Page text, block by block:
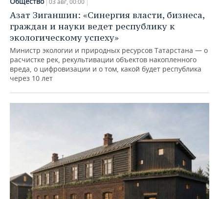
03 авг, 00:00
Азат Зиганшин: «Синергия власти, бизнеса,
граждан и науки ведет республику к
экологическому успеху»
Министр экологии и природных ресурсов Татарстана — о
расчистке рек, рекультивации объектов накопленного
вреда, о цифровизации и о том, какой будет республика
через 10 лет